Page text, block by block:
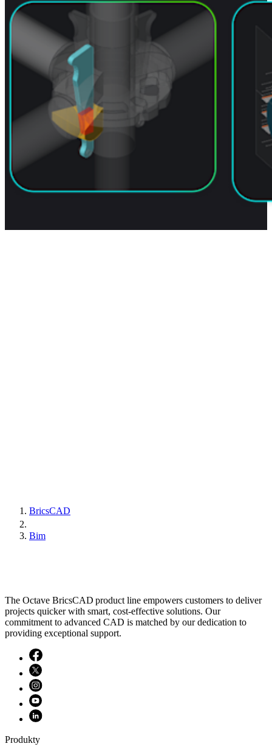
BricsCAD
Bim
The Octave BricsCAD product line empowers customers to deliver
projects quicker with smart, cost-effective solutions. Our
commitment to advanced CAD is matched by our dedication to
providing exceptional support.
Produkty